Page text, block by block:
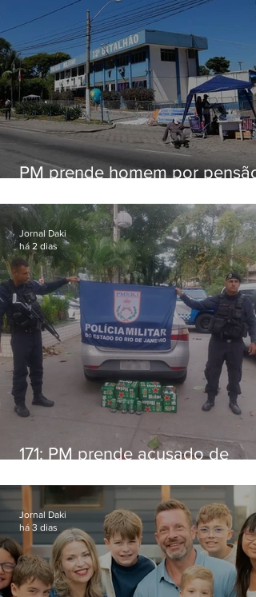
PM prende homem por pensão
171: PM prende acusado de
Niterói
Jornal Daki
há 2 dias
Jornal Daki
há 3 dias